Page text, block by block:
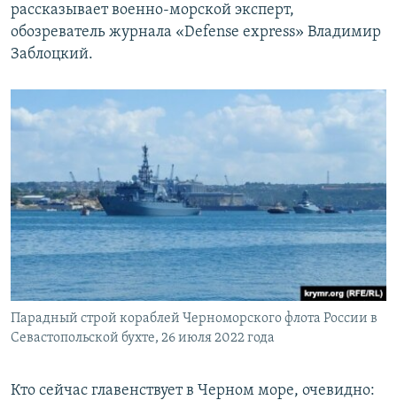
рассказывает военно-морской эксперт,
обозреватель журнала «Defense express» Владимир
Заблоцкий.
Парадный строй кораблей Черноморского флота России в
Севастопольской бухте, 26 июля 2022 года
Кто сейчас главенствует в Черном море, очевидно: